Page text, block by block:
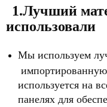
1.Лучший
использовали
Мы используем
используется на
панелях для